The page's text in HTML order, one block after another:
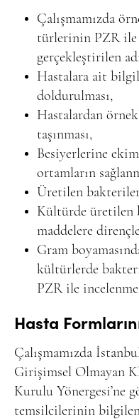
Çalışmamızda
türlerinin PZR ile
gerçekleştirilen
Hastalara ait
doldurulması,
Hastalardan
taşınması,
Besiyerlerine
ortamların
Üretilen
Kültürde
maddelere
Gram
kültürlerde
PZR ile
Hasta
Çalışmamızda
Girişimsel Olmayan
Kurulu Yönergesi’ne
temsilcilerinin